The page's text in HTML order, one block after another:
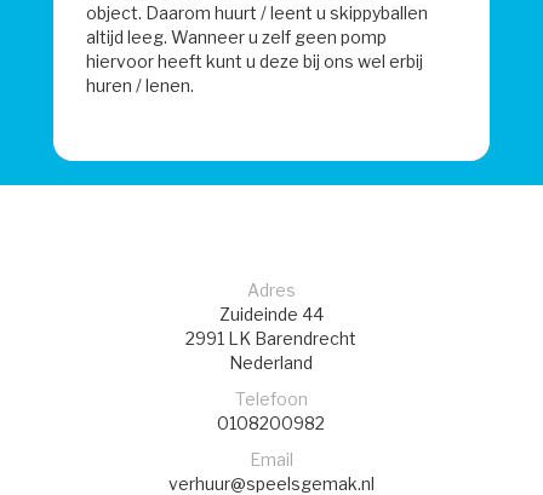
object. Daarom huurt / leent u skippyballen
altijd leeg. Wanneer u zelf geen pomp
hiervoor heeft kunt u deze bij ons wel erbij
huren / lenen.
Adres
Zuideinde 44
2991 LK Barendrecht
Nederland
Telefoon
0108200982
Email
verhuur@speelsgemak.nl